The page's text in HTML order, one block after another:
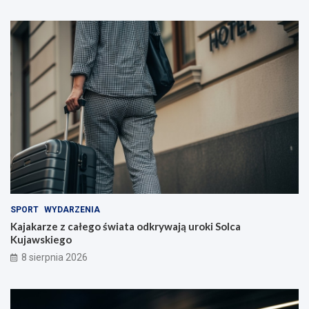
c
i
e
i
!
SPORT WYDARZENIA
Kajakarze z całego świata odkrywają uroki Solca
Kujawskiego
8 sierpnia 2026